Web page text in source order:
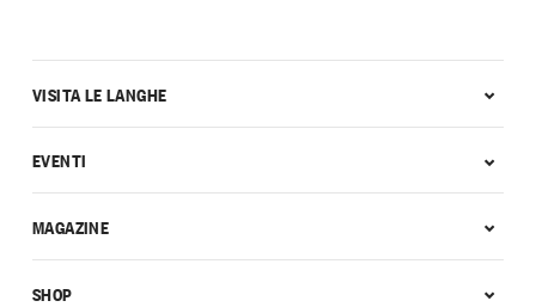
VISITA LE LANGHE
EVENTI
MAGAZINE
SHOP